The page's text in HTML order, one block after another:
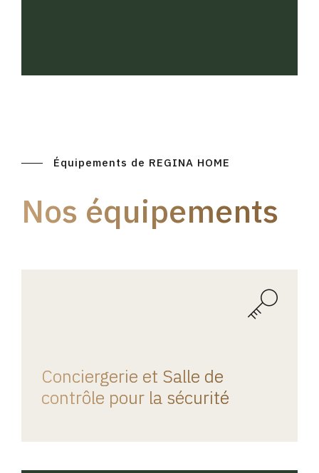
Équipements de REGINA HOME
Nos équipements
Conciergerie et Salle de
contrôle pour la sécurité